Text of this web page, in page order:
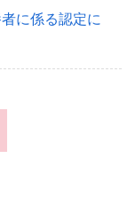
に係る認定に